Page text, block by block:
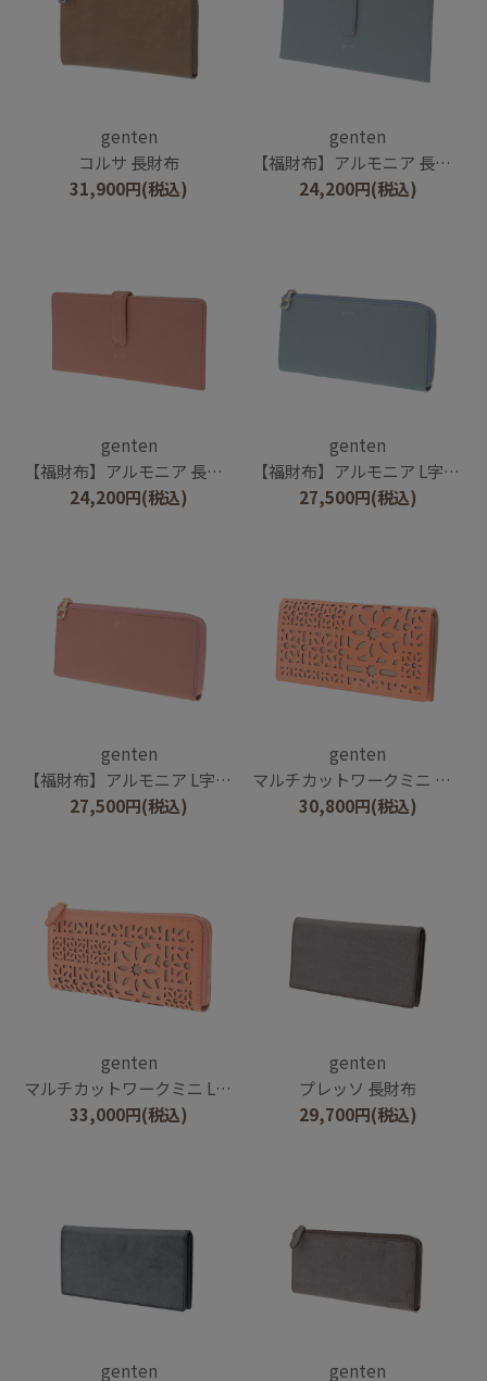
genten
コルサ 長財布
31,900円(税込)
genten
【福財布】アルモニア 長財布
24,200円(税込)
genten
【福財布】アルモニア 長財布
24,200円(税込)
genten
【福財布】アルモニア L字ファスナー長財布
27,500円(税込)
genten
【福財布】アルモニア L字ファスナー長財布
27,500円(税込)
genten
マルチカットワークミニ 長財布
30,800円(税込)
genten
マルチカットワークミニ L字ファスナー長財布
33,000円(税込)
genten
プレッソ 長財布
29,700円(税込)
genten genten